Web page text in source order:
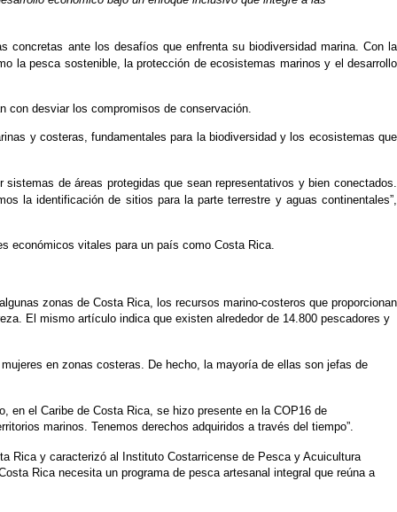
concretas ante los desafíos que enfrenta su biodiversidad marina. Con la
la pesca sostenible, la protección de ecosistemas marinos y el desarrollo
con desviar los compromisos de conservación.
y costeras, fundamentales para la biodiversidad y los ecosistemas que
de áreas protegidas que sean representativos y bien conectados.
la identificación de sitios para la parte terrestre y aguas continentales”,
económicos vitales para un país como Costa Rica.
zonas de Costa Rica, los recursos marino-costeros que proporcionan
El mismo artículo indica que existen alrededor de 14.800 pescadores y
en zonas costeras. De hecho, la mayoría de ellas son jefas de
en el Caribe de Costa Rica, se hizo presente en la COP16 de
marinos. Tenemos derechos adquiridos a través del tiempo”.
Rica y caracterizó al Instituto Costarricense de Pesca y Acuicultura
Rica necesita un programa de pesca artesanal integral que reúna a